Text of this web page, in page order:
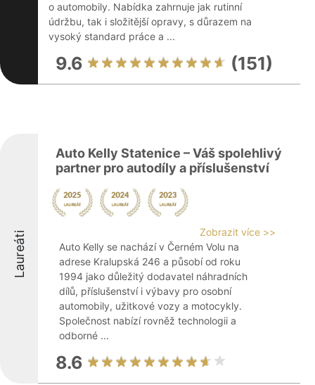
o automobily. Nabídka zahrnuje jak rutinní
údržbu, tak i složitější opravy, s důrazem na
vysoký standard práce a ...
9.6 (151)
Laureáti
Auto Kelly Statenice – Váš spolehlivý
partner pro autodíly a příslušenství
Zobrazit více >>
Auto Kelly se nachází v Černém Volu na
adrese Kralupská 246 a působí od roku
1994 jako důležitý dodavatel náhradních
dílů, příslušenství i výbavy pro osobní
automobily, užitkové vozy a motocykly.
Společnost nabízí rovněž technologii a
odborné ...
8.6